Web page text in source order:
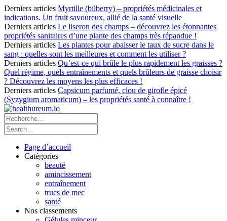
Derniers articles Myrtille (bilberry) – propriétés médicinales et
indications. Un fruit savoureux, allié de la santé visuelle
Derniers articles Le liseron des champs – découvrez les étonnantes
propriétés sanitaires d’une plante des champs très répandue !
Derniers articles Les plantes pour abaisser le taux de sucre dans le
sang : quelles sont les meilleures et comment les utiliser ?
Derniers articles Qu’est-ce qui brûle le plus rapidement les graisses ?
Quel régime, quels entraînements et quels brûleurs de graisse choisir
? Découvrez les moyens les plus efficaces !
Derniers articles Capsicum parfumé, clou de girofle épicé
(Syzygium aromaticum) – les propriétés santé à connaître !
Page d’accueil
Catégories
beauté
amincissement
entraînement
trucs de mec
santé
Nos classements